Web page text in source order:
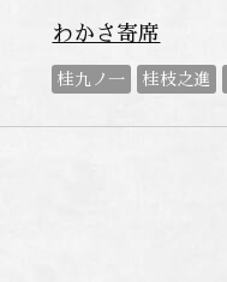
わかさ寄席
桂九ノ一 桂枝之進